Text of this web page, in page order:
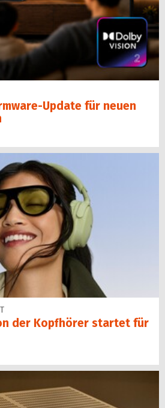
Update für neuen
der Kopfhörer startet für